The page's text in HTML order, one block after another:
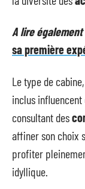
A lire
sa première
Le type de
inclus influencent
consultant des
affiner son choix
profiter
idyllique.